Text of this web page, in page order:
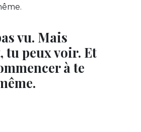
vu. Mais
tu peux voir. Et
à te